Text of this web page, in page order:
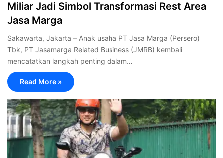
Miliar Jadi Simbol Transformasi Rest Area
Jasa Marga
Sakawarta, Jakarta – Anak usaha PT Jasa Marga (Persero)
Tbk, PT Jasamarga Related Business (JMRB) kembali
mencatatkan langkah penting dalam…
Read More »